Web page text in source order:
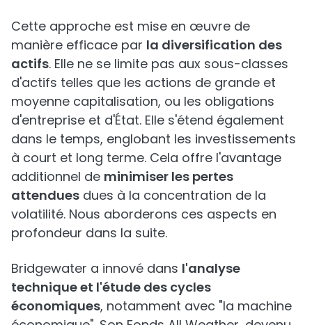
Cette approche est mise en œuvre de
manière efficace par la diversification des
actifs. Elle ne se limite pas aux sous-classes
d'actifs telles que les actions de grande et
moyenne capitalisation, ou les obligations
d'entreprise et d'État. Elle s'étend également
dans le temps, englobant les investissements
à court et long terme. Cela offre l'avantage
additionnel de minimiser les pertes
attendues dues à la concentration de la
volatilité. Nous aborderons ces aspects en
profondeur dans la suite.
Bridgewater a innové dans l'analyse
technique et l'étude des cycles
économiques, notamment avec "la machine